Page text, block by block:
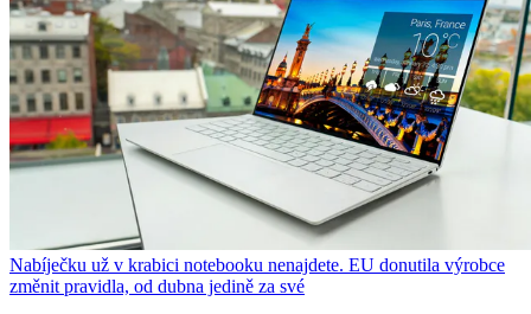
Nabíječku už v krabici notebooku nenajdete. EU donutila výrobce
změnit pravidla, od dubna jedině za své